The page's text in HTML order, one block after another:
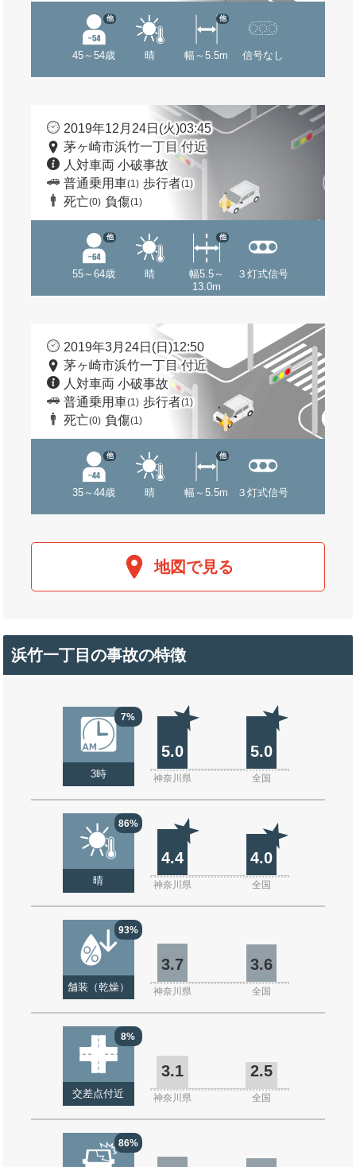
45～54歳
他
晴 幅～5.5m
他
信号なし
2019年12月24日(火)03:45
茅ヶ崎市浜竹一丁目 付近
人対車両 小破事故
普通乗用車(1) 歩行者(1)
死亡(0) 負傷(1)
55～64歳
他
晴
幅5.5～
13.0m
他
３灯式信号
2019年3月24日(日)12:50
茅ヶ崎市浜竹一丁目 付近
人対車両 小破事故
普通乗用車(1) 歩行者(1)
死亡(0) 負傷(1)
35～44歳
他
晴 幅～5.5m
他
３灯式信号
地図で見る
浜竹一丁目の事故の特徴
7%
3時
5.0 5.0
神奈川県 全国
86%
晴
4.4 4.0
神奈川県 全国
93%
舗装（乾燥）
3.7 3.6
神奈川県 全国
8%
交差点付近
3.1 2.5
神奈川県 全国
86%